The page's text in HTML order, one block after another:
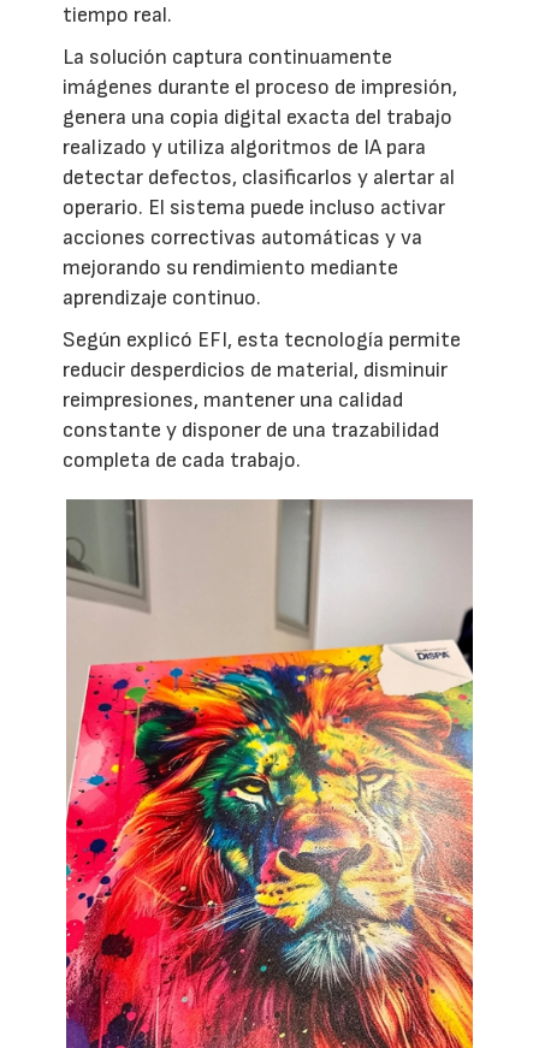
tiempo real.
La solución captura continuamente
imágenes durante el proceso de impresión,
genera una copia digital exacta del trabajo
realizado y utiliza algoritmos de IA para
detectar defectos, clasificarlos y alertar al
operario. El sistema puede incluso activar
acciones correctivas automáticas y va
mejorando su rendimiento mediante
aprendizaje continuo.
Según explicó EFI, esta tecnología permite
reducir desperdicios de material, disminuir
reimpresiones, mantener una calidad
constante y disponer de una trazabilidad
completa de cada trabajo.